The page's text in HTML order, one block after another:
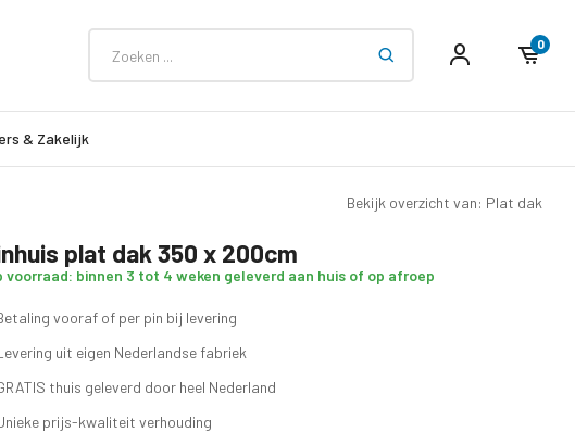
0
& Zakelijk
Bekijk overzicht van: Plat dak
plat dak 350 x 200cm
voorraad: binnen 3 tot 4 weken geleverd aan huis of op afroep
vooraf of per pin bij levering
uit eigen Nederlandse fabriek
thuis geleverd door heel Nederland
prijs-kwaliteit verhouding